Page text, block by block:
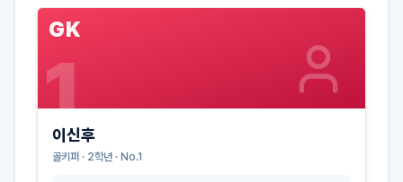
GK
1
이신후
골키퍼 · 2학년 · No.1